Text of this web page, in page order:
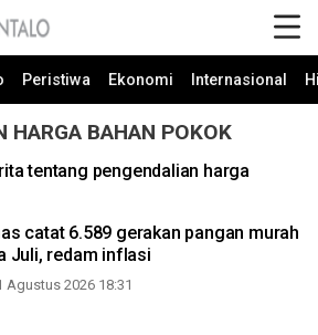
Peristiwa Ekonomi Internasional
HARGA BAHAN POKOK
tentang pengendalian harga
catat 6.589 gerakan pangan murah
Juli, redam inflasi
Agustus 2026 18:31